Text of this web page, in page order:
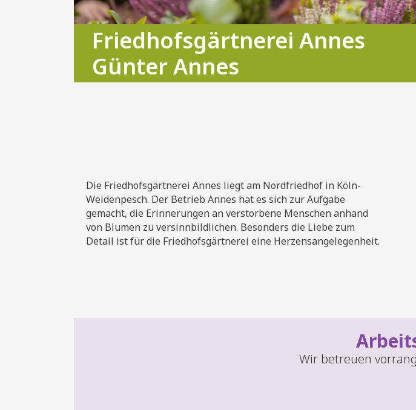
Friedhofsgärtnerei Annes
Günter Annes
Die Friedhofsgärtnerei Annes liegt am Nordfriedhof in Köln-
Weidenpesch. Der Betrieb Annes hat es sich zur Aufgabe
gemacht, die Erinnerungen an verstorbene Menschen anhand
von Blumen zu versinnbildlichen. Besonders die Liebe zum
Detail ist für die Friedhofsgärtnerei eine Herzensangelegenheit.
Wir betreuen